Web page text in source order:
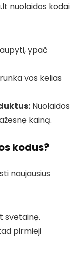
nuolaidos kodai
ypač
vos kelias
Nuolaidos
kainą.
kodus?
naujausius
svetainę.
pirmieji